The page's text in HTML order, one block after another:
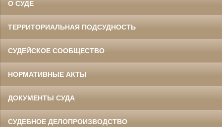
О СУДЕ
ТЕРРИТОРИАЛЬНАЯ ПОДСУДНОСТЬ
СУДЕЙСКОЕ СООБЩЕСТВО
НОРМАТИВНЫЕ АКТЫ
ДОКУМЕНТЫ СУДА
СУДЕБНОЕ ДЕЛОПРОИЗВОДСТВО